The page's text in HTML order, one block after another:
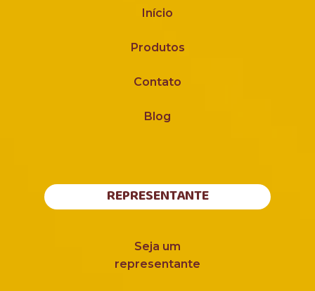
Início
Produtos
Contato
Blog
REPRESENTANTE
Seja um
representante